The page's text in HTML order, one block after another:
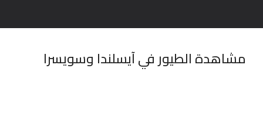
مشاهدة الطيور في آيسلندا وسويسرا